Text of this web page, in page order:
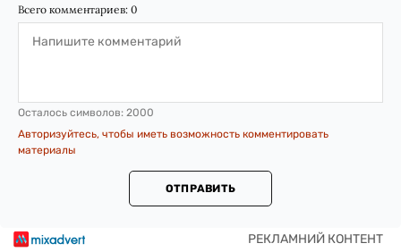
Всего комментариев: 0
Осталось символов: 2000
Авторизуйтесь, чтобы иметь возможность комментировать
материалы
ОТПРАВИТЬ